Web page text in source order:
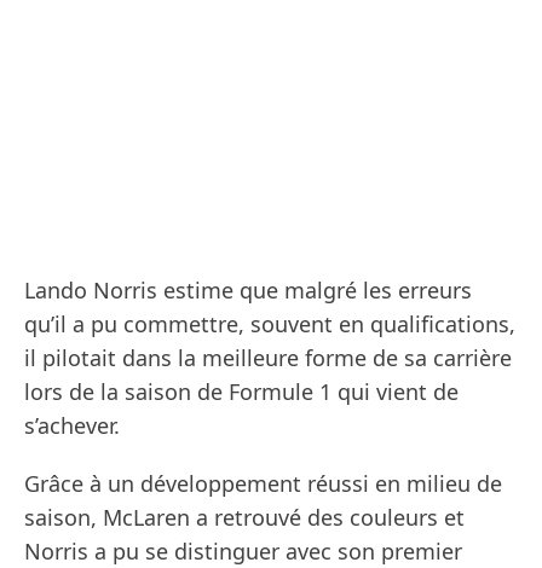
Lando Norris estime que malgré les erreurs
qu’il a pu commettre, souvent en qualifications,
il pilotait dans la meilleure forme de sa carrière
lors de la saison de Formule 1 qui vient de
s’achever.
Grâce à un développement réussi en milieu de
saison, McLaren a retrouvé des couleurs et
Norris a pu se distinguer avec son premier